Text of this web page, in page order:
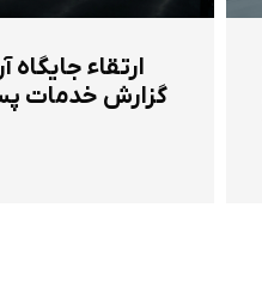
ارتقاء جایگاه
گزارش خدمات